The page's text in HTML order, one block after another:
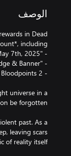
الوصف
in Dead
universe in a
past. As a
leaving scars